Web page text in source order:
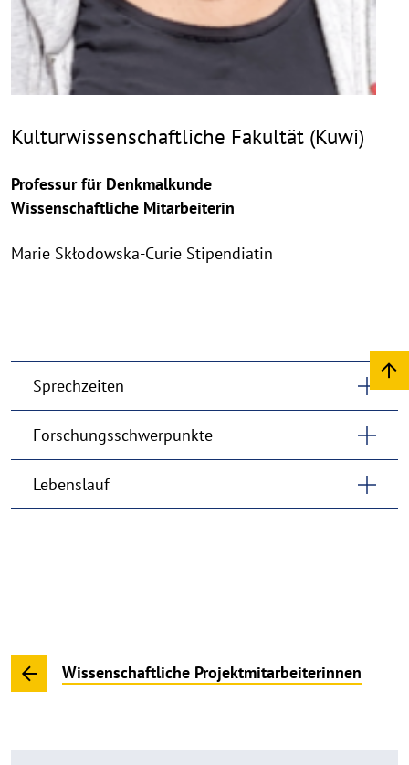
Kulturwissenschaftliche Fakultät (Kuwi)
Professur für Denkmalkunde
Wissenschaftliche Mitarbeiterin
Marie Skłodowska-Curie Stipendiatin
Sprechzeiten
Forschungsschwerpunkte
Lebenslauf
Wissenschaftliche Projektmitarbeiterinnen